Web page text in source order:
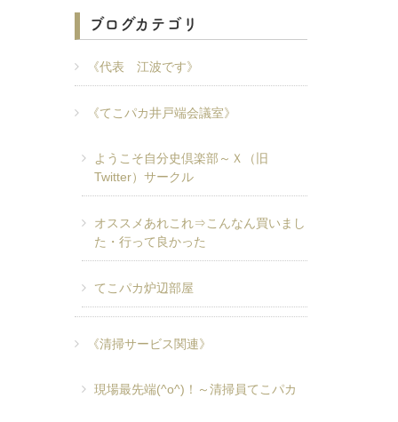
ブログカテゴリ
《代表 江波です》
《てこパカ井戸端会議室》
ようこそ自分史倶楽部～Ｘ（旧
Twitter）サークル
オススメあれこれ⇒こんなん買いまし
た・行って良かった
てこパカ炉辺部屋
《清掃サービス関連》
現場最先端(^o^)！～清掃員てこパカ